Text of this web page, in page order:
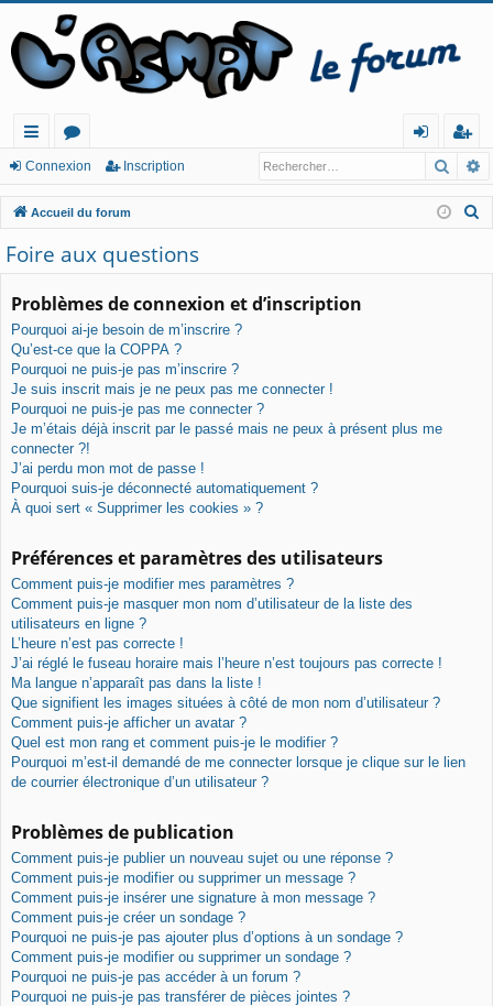
ac
co
ur
cis
or
u
m
s
n
ne
ns
cri
pt
Connexion Inscription
Accueil du forum
Foire aux questions
Problèmes de connexion et d’inscription
Pourquoi ai-je besoin de m’inscrire ?
Qu’est-ce que la COPPA ?
Pourquoi ne puis-je pas m’inscrire ?
Je suis inscrit mais je ne peux pas me connecter !
Pourquoi ne puis-je pas me connecter ?
Je m’étais déjà inscrit par le passé mais ne peux à présent plus me
connecter ?!
J’ai perdu mon mot de passe !
Pourquoi suis-je déconnecté automatiquement ?
À quoi sert « Supprimer les cookies » ?
Préférences et paramètres des utilisateurs
Comment puis-je modifier mes paramètres ?
Comment puis-je masquer mon nom d’utilisateur de la liste des
utilisateurs en ligne ?
L’heure n’est pas correcte !
J’ai réglé le fuseau horaire mais l’heure n’est toujours pas correcte !
Ma langue n’apparaît pas dans la liste !
Que signifient les images situées à côté de mon nom d’utilisateur ?
Comment puis-je afficher un avatar ?
Quel est mon rang et comment puis-je le modifier ?
Pourquoi m’est-il demandé de me connecter lorsque je clique sur le lien
de courrier électronique d’un utilisateur ?
Problèmes de publication
Comment puis-je publier un nouveau sujet ou une réponse ?
Comment puis-je modifier ou supprimer un message ?
Comment puis-je insérer une signature à mon message ?
Comment puis-je créer un sondage ?
Pourquoi ne puis-je pas ajouter plus d’options à un sondage ?
Comment puis-je modifier ou supprimer un sondage ?
Pourquoi ne puis-je pas accéder à un forum ?
Pourquoi ne puis-je pas transférer de pièces jointes ?